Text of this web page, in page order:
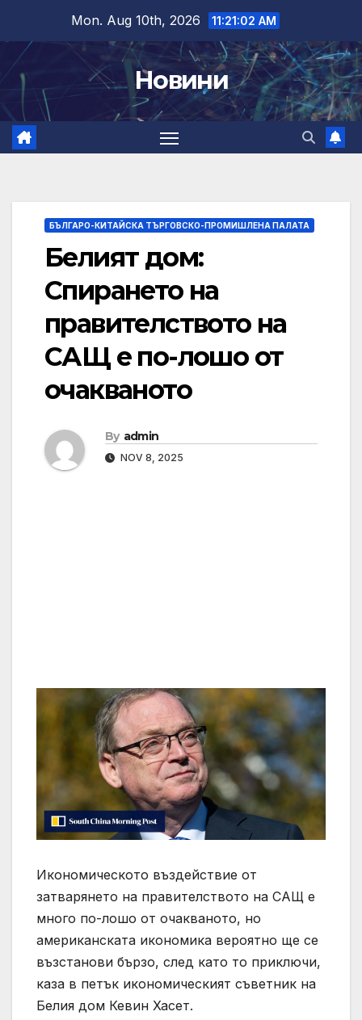
content
Mon. Aug 10th, 2026 11:21:03 AM
Новини
БЪЛГАРО-КИТАЙСКА ТЪРГОВСКО-ПРОМИШЛЕНА ПАЛАТА
Белият дом:
Спирането на
правителството на
САЩ е по-лошо от
очакваното
By admin
NOV 8, 2025
Икономическото въздействие от
затварянето на правителството на САЩ е
много по-лошо от очакваното, но
американската икономика вероятно ще се
възстанови бързо, след като то приключи,
каза в петък икономическият съветник на
Белия дом Кевин Хасет.